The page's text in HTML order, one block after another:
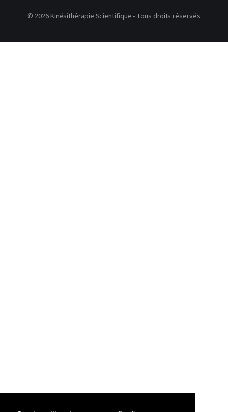
© 2026 Kinésithérapie Scientifique - Tous droits réservés